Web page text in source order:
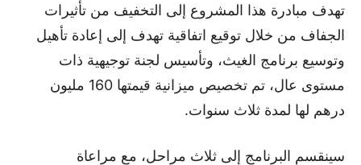
تهدف مبادرة هذا المشروع إلى التخفيف من تأثيرات
الجفاف من خلال توقيع اتفاقية تهدف إلى إعادة تأهيل
وتوسيع برنامج الغيث، وتأسيس لجنة توجيهية ذات
مستوى عال، تم تخصيص ميزانية قيمتها 160 مليون
درهم لها لمدة ثلاث سنوات.
سينقسم البرنامج إلى ثلاث مراحل، مع مراعاة